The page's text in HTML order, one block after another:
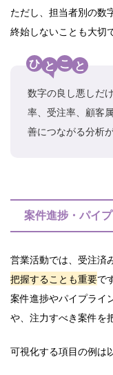
ただし、担当者別の数
終始しないことも大切
ひ と こ と
数字の良し悪しだ
率、受注率、顧客
善につながる分析
案件進捗・パイ
営業活動では、受注済
把握することも重要で
案件進捗やパイプライ
や、注力すべき案件を
可視化する項目の例は